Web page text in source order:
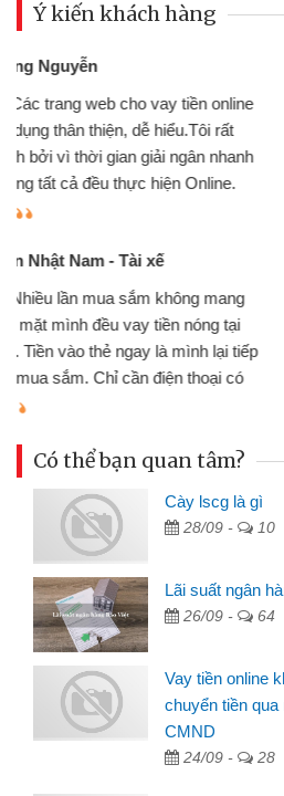
Ý kiến khách hàng
Mình cần
chiếc xe wave
gói vay tiền
cần gặp mặt
thiệu cho bạn bè biết
Cấn Văn Lực
Tôi kinh
nhiều lúc cần
đến website
đã giải quyết
Có thể bạn quan tâm?
Cày lscg là gì
28/09 - 10
Lãi suất ngân
26/09 - 64
Vay tiền online
chuyển tiền
CMND
24/09 - 28